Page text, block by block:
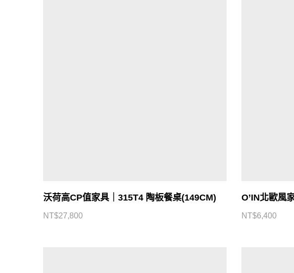
沃荷高CP值家具｜315T4 陶板餐桌(149CM)
NT$27,800
O’IN北歐風
NT$6,400